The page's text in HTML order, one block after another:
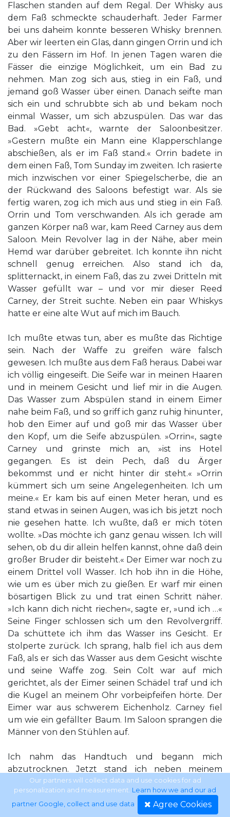
Flaschen standen auf dem Regal. Der Whisky aus
dem Faß schmeckte schauderhaft. Jeder Farmer
bei uns daheim konnte besseren Whisky brennen.
Aber wir leerten ein Glas, dann gingen Orrin und ich
zu den Fässern im Hof. In jenen Tagen waren die
Fässer die einzige Möglichkeit, um ein Bad zu
nehmen. Man zog sich aus, stieg in ein Faß, und
jemand goß Wasser über einen. Danach seifte man
sich ein und schrubbte sich ab und bekam noch
einmal Wasser, um sich abzuspülen. Das war das
Bad. »Gebt acht«, warnte der Saloonbesitzer.
»Gestern mußte ein Mann eine Klapperschlange
abschießen, als er im Faß stand.« Orrin badete in
dem einen Faß, Tom Sunday im zweiten. Ich rasierte
mich inzwischen vor einer Spiegelscherbe, die an
der Rückwand des Saloons befestigt war. Als sie
fertig waren, zog ich mich aus und stieg in ein Faß.
Orrin und Tom verschwanden. Als ich gerade am
ganzen Körper naß war, kam Reed Carney aus dem
Saloon. Mein Revolver lag in der Nähe, aber mein
Hemd war darüber gebreitet. Ich konnte ihn nicht
schnell genug erreichen. Also stand ich da,
splitternackt, in einem Faß, das zu zwei Dritteln mit
Wasser gefüllt war – und vor mir dieser Reed
Carney, der Streit suchte. Neben ein paar Whiskys
hatte er eine alte Wut auf mich im Bauch.
Ich mußte etwas tun, aber es mußte das Richtige
sein. Nach der Waffe zu greifen wäre falsch
gewesen. Ich mußte aus dem Faß heraus. Dabei war
ich völlig eingeseift. Die Seife war in meinen Haaren
und in meinem Gesicht und lief mir in die Augen.
Das Wasser zum Abspülen stand in einem Eimer
nahe beim Faß, und so griff ich ganz ruhig hinunter,
hob den Eimer auf und goß mir das Wasser über
den Kopf, um die Seife abzuspülen. »Orrin«, sagte
Carney und grinste mich an, »ist ins Hotel
gegangen. Es ist dein Pech, daß du Ärger
bekommst und er nicht hinter dir steht.« »Orrin
kümmert sich um seine Angelegenheiten. Ich um
meine.« Er kam bis auf einen Meter heran, und es
stand etwas in seinen Augen, was ich bis jetzt noch
nie gesehen hatte. Ich wußte, daß er mich töten
wollte. »Das möchte ich ganz genau wissen. Ich will
sehen, ob du dir allein helfen kannst, ohne daß dein
großer Bruder dir beisteht.« Der Eimer war noch zu
einem Drittel voll Wasser. Ich hob ihn in die Höhe,
wie um es über mich zu gießen. Er warf mir einen
bösartigen Blick zu und trat einen Schritt näher.
»Ich kann dich nicht riechen«, sagte er, »und ich …«
Seine Finger schlossen sich um den Revolvergriff.
Da schüttete ich ihm das Wasser ins Gesicht. Er
stolperte zurück. Ich sprang, halb fiel ich aus dem
Faß, als er sich das Wasser aus dem Gesicht wischte
und seine Waffe zog. Sein Colt war auf mich
gerichtet, als der Eimer seinen Schädel traf und ich
die Kugel an meinem Ohr vorbeipfeifen hörte. Der
Eimer war aus schwerem Eichenholz. Carney fiel
um wie ein gefällter Baum. Im Saloon sprangen die
Männer von den Stühlen auf.
Ich nahm das Handtuch und begann mich
abzutrocknen. Jetzt stand ich neben meinem
Revolver und hatte das Hemd weggezogen, so daß
ich ihn sofort erreichen konnte. Wenn ein paar
Freunde von Carney den Tanz fortsetzen wollten,
Our partners will collect data and use cookies for ad
personalization and measurement. Learn how we and our ad
partner Google, collect and use data. Agree Cookies